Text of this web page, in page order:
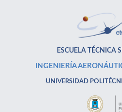
ESCUELA TÉCNICA
INGENIERÍA
UNIVERSIDAD